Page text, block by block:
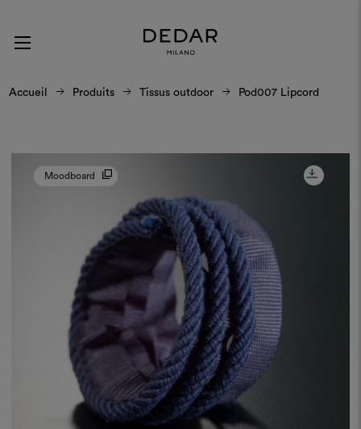
Accueil Produits Tissus outdoor Pod007 Lipcord
Moodboard